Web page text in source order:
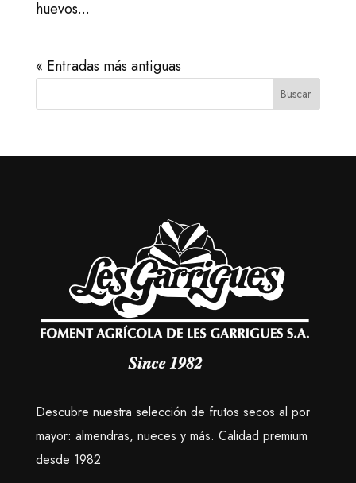
huevos...
« Entradas más antiguas
Buscar
Descubre nuestra selección de frutos secos al por
mayor: almendras, nueces y más. Calidad premium
desde 1982